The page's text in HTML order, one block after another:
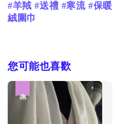
#羊羢 #送禮 #寒流#保暖
絨圍巾
您可能也喜歡